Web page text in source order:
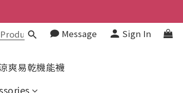
Message Sign In
爽易乾機能襪